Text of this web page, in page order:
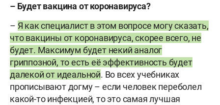
– Будет вакцина от коронавируса?
– Я как специалист в этом вопросе могу сказать,
что вакцины от коронавируса, скорее всего, не
будет. Максимум будет некий аналог
гриппозной, то есть её эффективность будет
далекой от идеальной. Во всех учебниках
прописывают догму – если человек переболел
какой-то инфекцией, то это самая лучшая